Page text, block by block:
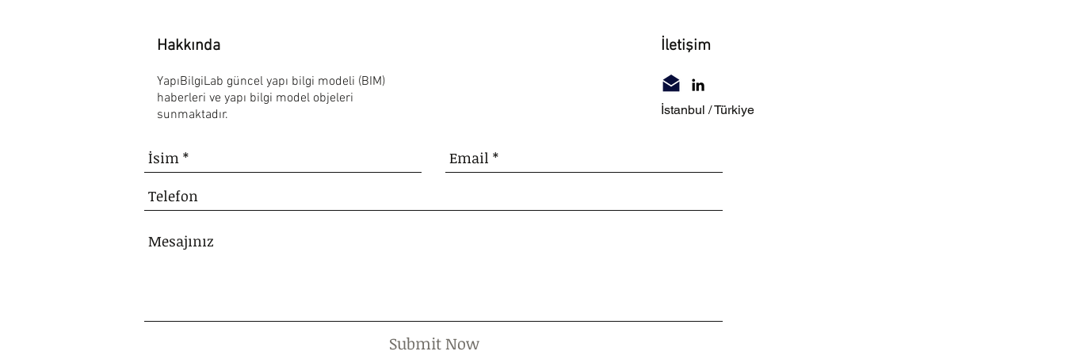
Hakkında
YapıBilgiLab güncel yapı bilgi modeli (BIM)
haberleri ve yapı bilgi model objeleri
sunmaktadır.
İletişim
İstanbul / Türkiye
Submit Now